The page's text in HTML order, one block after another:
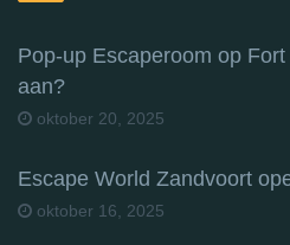
Pop-up Escaperoom op
aan?
oktober 20, 2025
Escape World Zandvoort
oktober 16, 2025